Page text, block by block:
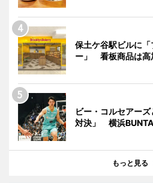
保土ケ谷駅ビルに
ー」 看板商品は高
ビー・コルセアー
対決」 横浜
もっと見る